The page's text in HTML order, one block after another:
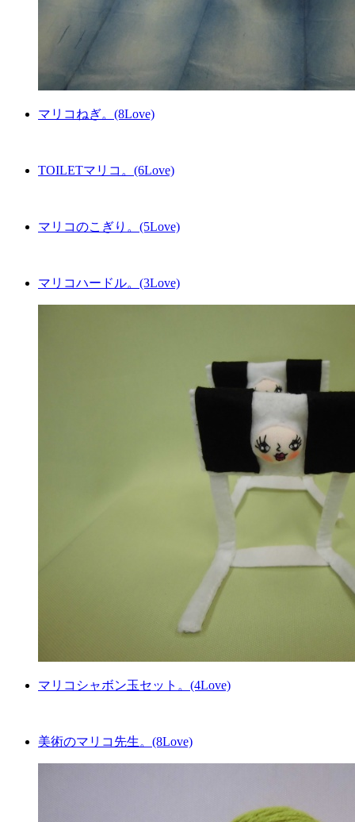
マリコねぎ。(8Love)
TOILETマリコ。(6Love)
マリコのこぎり。(5Love)
マリコハードル。(3Love)
マリコシャボン玉セット。(4Love)
美術のマリコ先生。(8Love)